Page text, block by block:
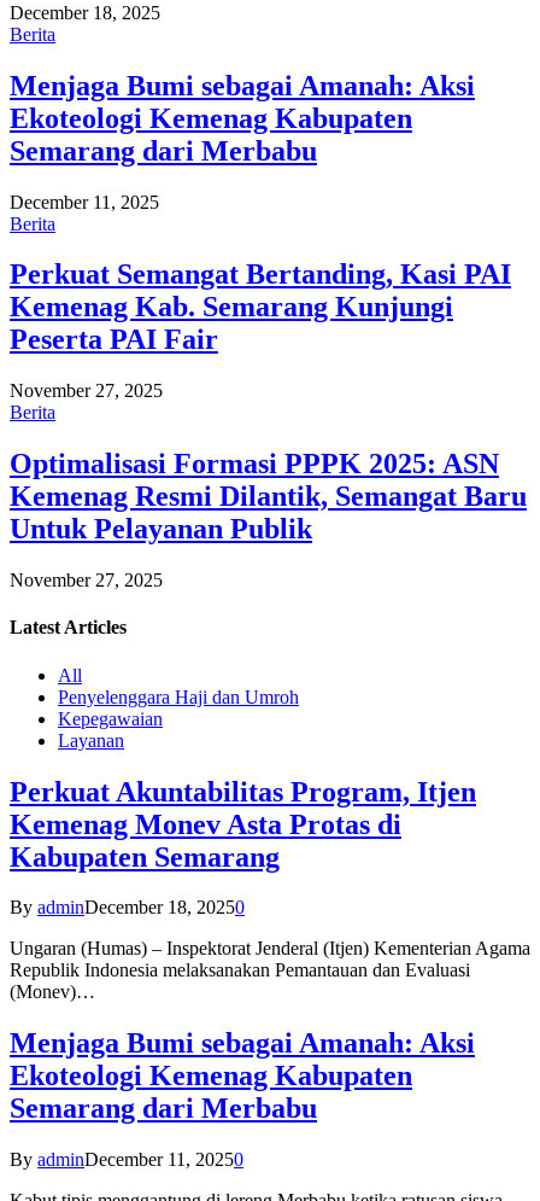
December 18, 2025
Berita
Menjaga Bumi sebagai Amanah: Aksi
Ekoteologi Kemenag Kabupaten
Semarang dari Merbabu
December 11, 2025
Berita
Perkuat Semangat Bertanding, Kasi PAI
Kemenag Kab. Semarang Kunjungi
Peserta PAI Fair
November 27, 2025
Berita
Optimalisasi Formasi PPPK 2025: ASN
Kemenag Resmi Dilantik, Semangat Baru
Untuk Pelayanan Publik
November 27, 2025
Latest Articles
All
Penyelenggara Haji dan Umroh
Kepegawaian
Layanan
Perkuat Akuntabilitas Program, Itjen
Kemenag Monev Asta Protas di
Kabupaten Semarang
By adminDecember 18, 20250
Ungaran (Humas) – Inspektorat Jenderal (Itjen) Kementerian Agama
Republik Indonesia melaksanakan Pemantauan dan Evaluasi
(Monev)…
Menjaga Bumi sebagai Amanah: Aksi
Ekoteologi Kemenag Kabupaten
Semarang dari Merbabu
By adminDecember 11, 20250